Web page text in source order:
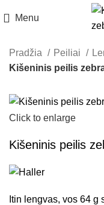
Menu
Pradžia Peiliai
Kišeninis peilis
Click to enlarge
Kišeninis peilis
Itin lengvas, vos 64